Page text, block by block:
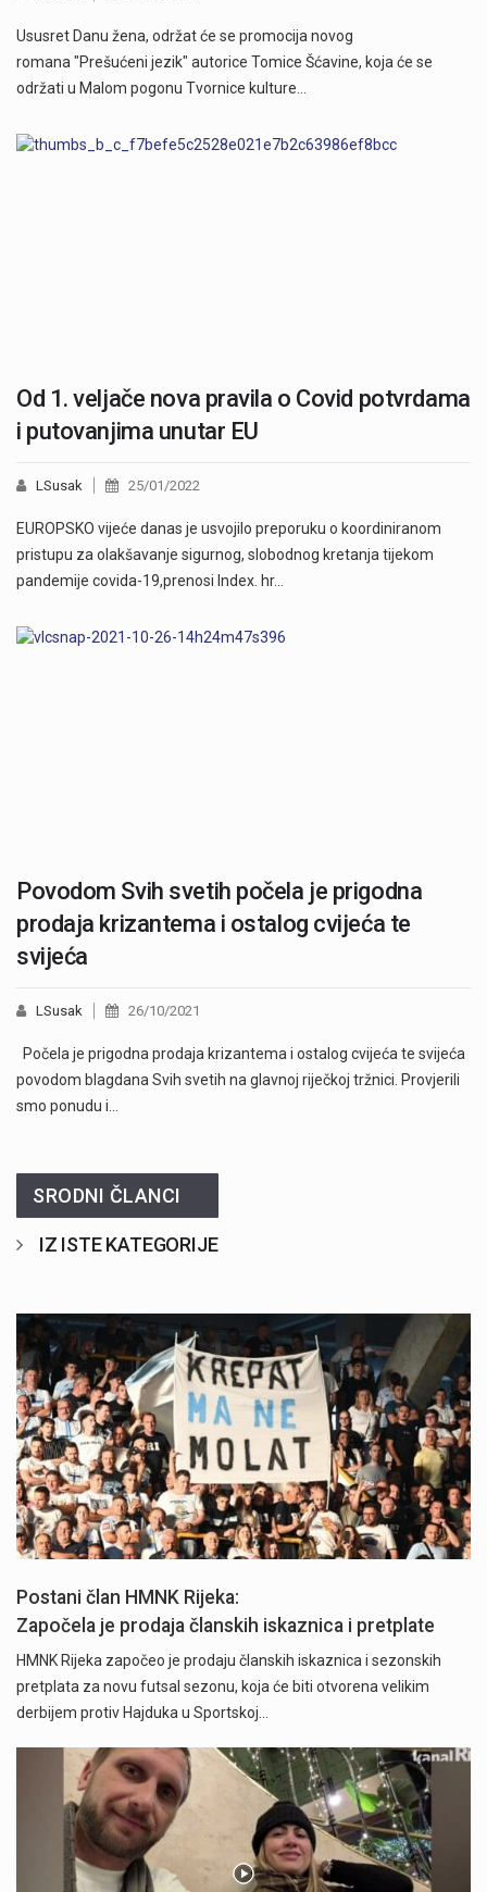
Ususret Danu žena, održat će se promocija novog
romana "Prešućeni jezik" autorice Tomice Šćavine, koja će se
održati u Malom pogonu Tvornice kulture…
Od 1. veljače nova pravila o Covid potvrdama
i putovanjima unutar EU
LSusak 25/01/2022
EUROPSKO vijeće danas je usvojilo preporuku o koordiniranom
pristupu za olakšavanje sigurnog, slobodnog kretanja tijekom
pandemije covida-19,prenosi Index. hr…
Povodom Svih svetih počela je prigodna
prodaja krizantema i ostalog cvijeća te
svijeća
LSusak 26/10/2021
Počela je prigodna prodaja krizantema i ostalog cvijeća te svijeća
povodom blagdana Svih svetih na glavnoj riječkoj tržnici. Provjerili
smo ponudu i…
SRODNI ČLANCI
IZ ISTE KATEGORIJE
Započela je prodaja članskih iskaznica i pretplate" />
Postani član HMNK Rijeka:
Započela je prodaja članskih iskaznica i pretplate
HMNK Rijeka započeo je prodaju članskih iskaznica i sezonskih
pretplata za novu futsal sezonu, koja će biti otvorena velikim
derbijem protiv Hajduka u Sportskoj…